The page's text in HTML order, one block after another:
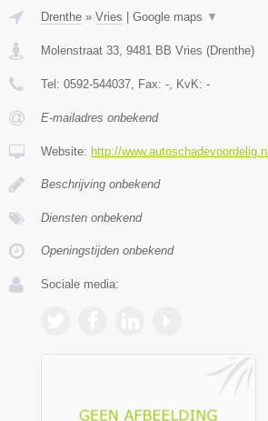
Drenthe » Vries Google maps ▼
Molenstraat 33 9481 BB Vries (Drenthe)
Tel: 0592-544037 , Fax: - , KvK: -
E-mailadres onbekend
Website: http://www.autoschadevoordelig.nl
Beschrijving onbekend
Diensten onbekend
Openingstijden onbekend
Sociale media: